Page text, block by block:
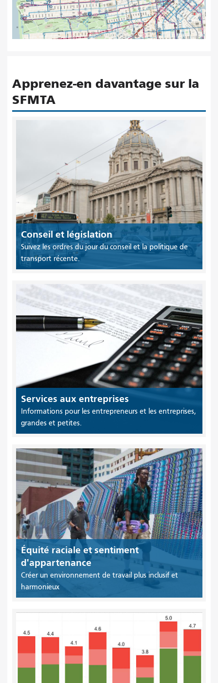
Apprenez-en davantage sur la
SFMTA
Conseil et législation
Suivez les ordres du jour du conseil et la politique de
transport récente.
Services aux entreprises
Informations pour les entrepreneurs et les entreprises,
grandes et petites.
Équité raciale et sentiment
d'appartenance
Créer un environnement de travail plus inclusif et
harmonieux